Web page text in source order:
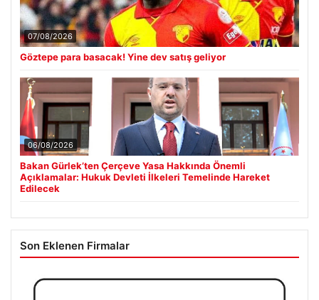
07/08/2026
Göztepe para basacak! Yine dev satış geliyor
06/08/2026
Bakan Gürlek’ten Çerçeve Yasa Hakkında Önemli
Açıklamalar: Hukuk Devleti İlkeleri Temelinde Hareket
Edilecek
Son Eklenen Firmalar